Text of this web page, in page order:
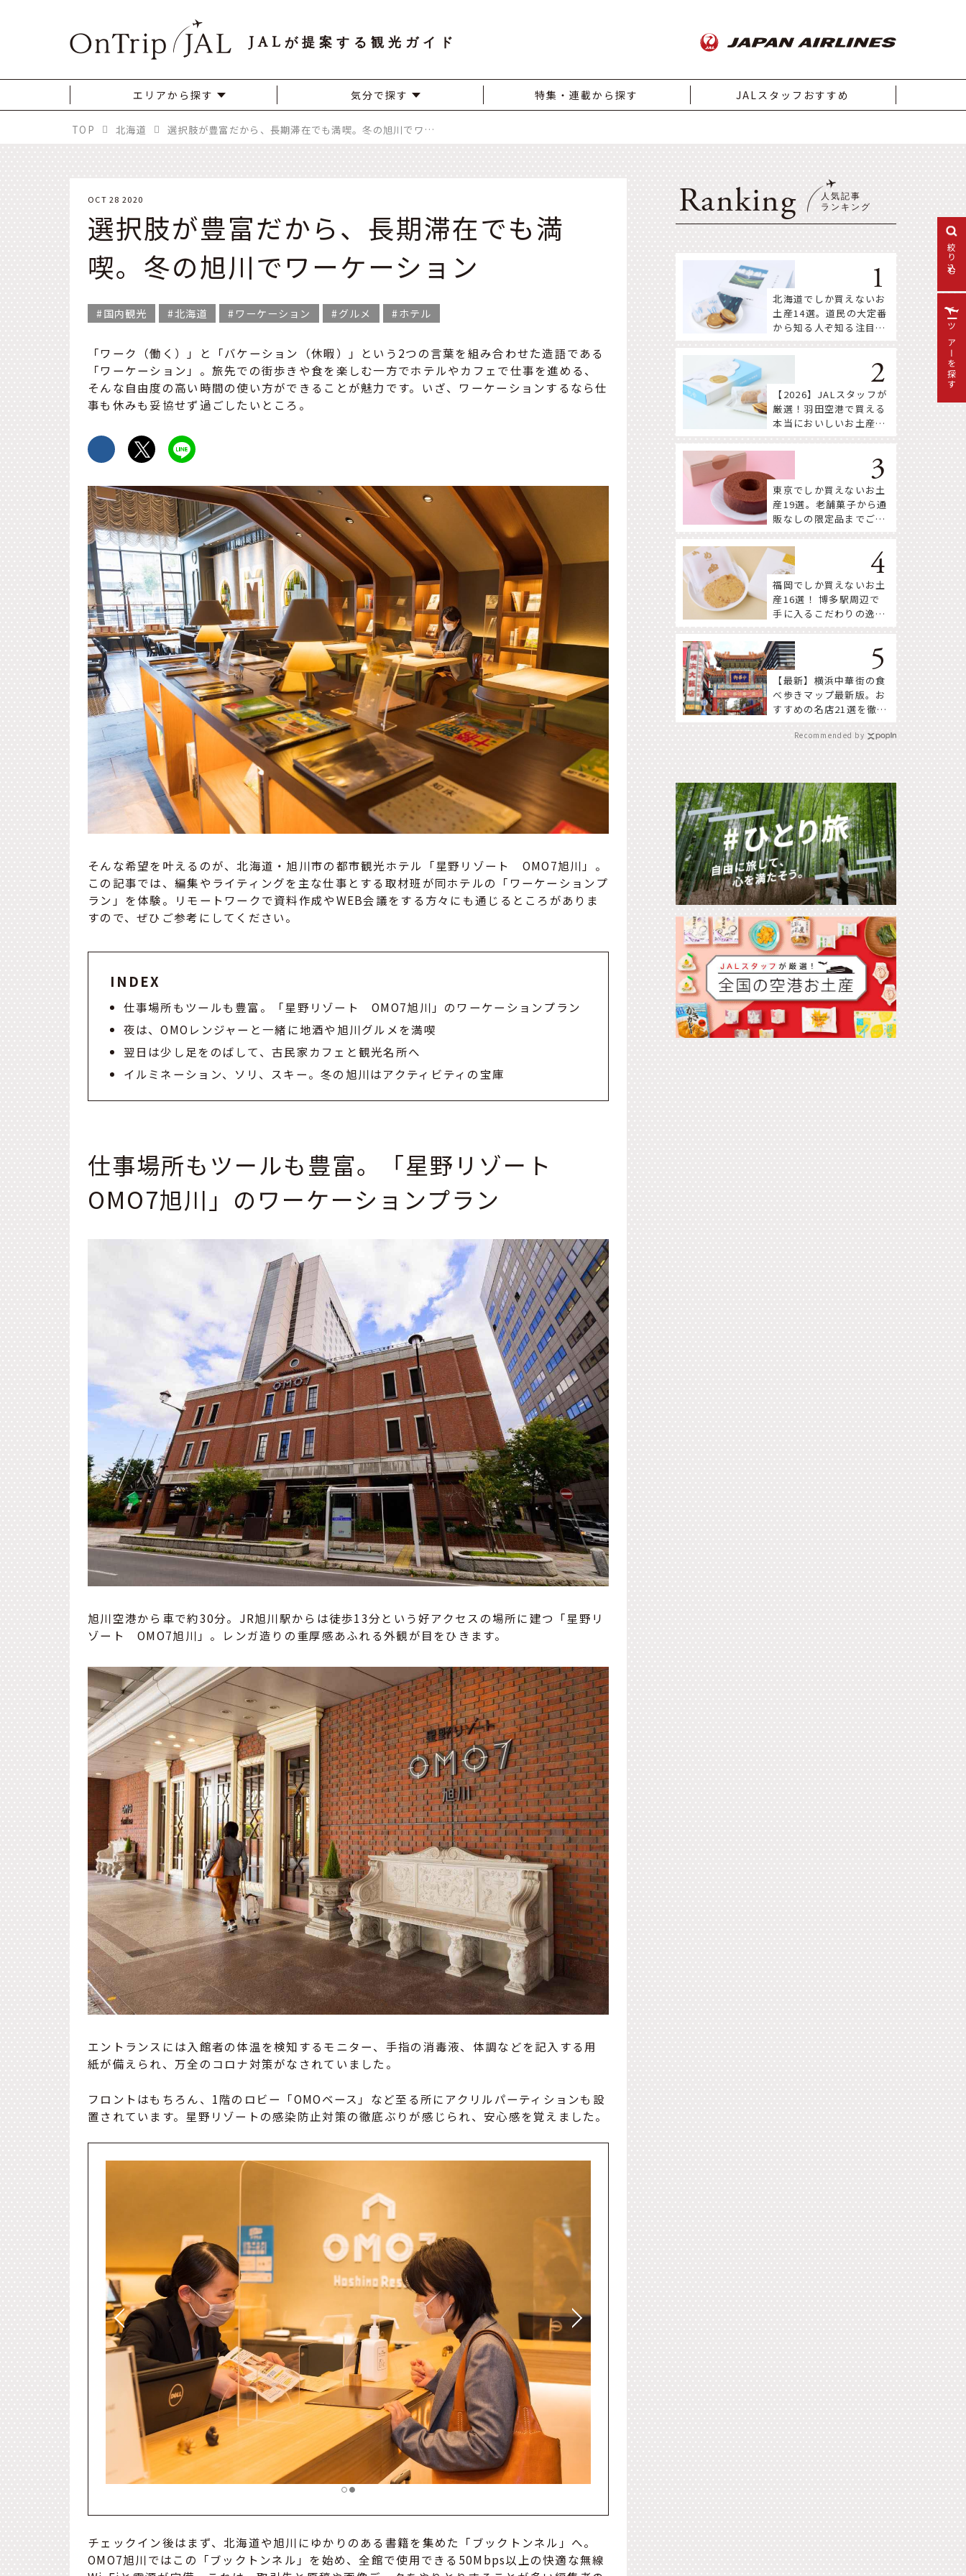
絞り込む
JAL が提案する観光ガイド
エリアから探す 気分で探す 特集・連載から探す JALスタッフおすすめ
TOP 北海道 選択肢が豊富だから、長期滞在でも満喫。冬の旭川でワーケーション
OCT 28 2020
選択肢が豊富だから、長期滞在でも満
喫。冬の旭川でワーケーション
国内観光 北海道 ワーケーション グルメ ホテル
「ワーク（働く）」と「バケーション（休暇）」という2つの言葉を組み合わせた造語である
「ワーケーション」。旅先での街歩きや食を楽しむ一方でホテルやカフェで仕事を進める、
そんな自由度の高い時間の使い方ができることが魅力です。いざ、ワーケーションするなら仕
事も休みも妥協せず過ごしたいところ。
そんな希望を叶えるのが、北海道・旭川市の都市観光ホテル「星野リゾート OMO7旭川」。
この記事では、編集やライティングを主な仕事とする取材班が同ホテルの「ワーケーションプ
ラン」を体験。リモートワークで資料作成やWEB会議をする方々にも通じるところがありま
すので、ぜひご参考にしてください。
INDEX
仕事場所もツールも豊富。「星野リゾート OMO7旭川」のワーケーションプラン
夜は、OMOレンジャーと一緒に地酒や旭川グルメを満喫
翌日は少し足をのばして、古民家カフェと観光名所へ
イルミネーション、ソリ、スキー。冬の旭川はアクティビティの宝庫
仕事場所もツールも豊富。「星野リゾート
OMO7旭川」のワーケーションプラン
旭川空港から車で約30分。JR旭川駅からは徒歩13分という好アクセスの場所に建つ「星野リ
ゾート OMO7旭川」。レンガ造りの重厚感あふれる外観が目をひきます。
エントランスには入館者の体温を検知するモニター、手指の消毒液、体調などを記入する用
紙が備えられ、万全のコロナ対策がなされていました。
フロントはもちろん、1階のロビー「OMOベース」など至る所にアクリルパーティションも設
置されています。星野リゾートの感染防止対策の徹底ぶりが感じられ、安心感を覚えました。
チェックイン後はまず、北海道や旭川にゆかりのある書籍を集めた「ブックトンネル」へ。
OMO7旭川ではこの「ブックトンネル」を始め、全館で使用できる50Mbps以上の快適な無線
Ranking
北海道でしか買えないお
土産14選。道民の大定番
から知る人ぞ知る注目株
【2026】JALスタッフが
厳選！羽田空港で買える
本当においしいお土産18
東京でしか買えないお土
産19選。老舗菓子から通
販なしの限定品までご紹
福岡でしか買えないお土
産16選！ 博多駅周辺で
手に入るこだわりの逸品
【最新】横浜中華街の食
べ歩きマップ最新版。お
すすめの名店21選を徹底
Recommended by
ツアーを探す